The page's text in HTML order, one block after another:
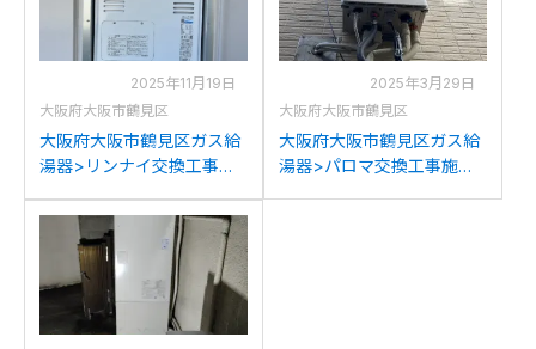
2025年11月19日
大阪府大阪市鶴見区
大阪府大阪市鶴見区ガス給
湯器>リンナイ交換工事施
V2403SAT2-6からリンナ
イRUFH-A2400SAT2-6(A)
への交換
2025年3月29日
大阪府大阪市鶴見区
大阪府大阪市鶴見区ガス給
湯器>パロマ交換工事施工